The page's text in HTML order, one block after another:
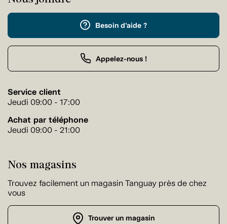
Besoin d'aide ?
Appelez-nous !
Service client
Jeudi 09:00 - 17:00
Achat par téléphone
Jeudi 09:00 - 21:00
Nos magasins
Trouvez facilement un magasin Tanguay près de chez
vous
Trouver un magasin